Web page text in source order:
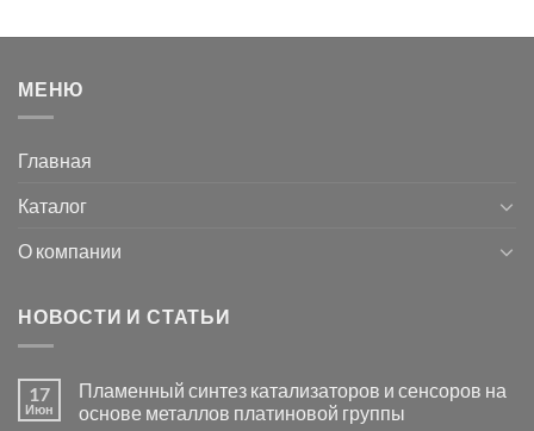
МЕНЮ
Главная
Каталог
О компании
НОВОСТИ И СТАТЬИ
17
Июн
Пламенный синтез катализаторов и сенсоров на
основе металлов платиновой группы